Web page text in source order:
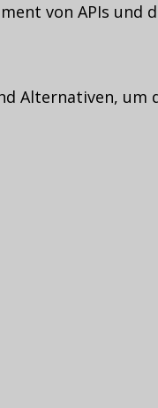
von APIs und
Alternativen, um